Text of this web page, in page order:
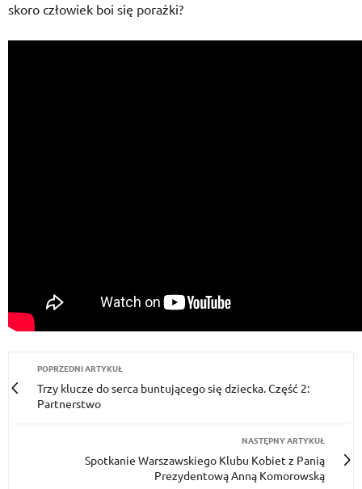
skoro człowiek boi się porażki?
POPRZEDNI ARTYKUŁ
Trzy klucze do serca buntującego się dziecka. Część 2:
Partnerstwo
NASTĘPNY ARTYKUŁ
Spotkanie Warszawskiego Klubu Kobiet z Panią
Prezydentową Anną Komorowską